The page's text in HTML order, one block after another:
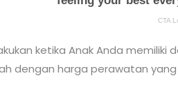
ketika Anak Anda memiliki
dengan harga perawatan yang